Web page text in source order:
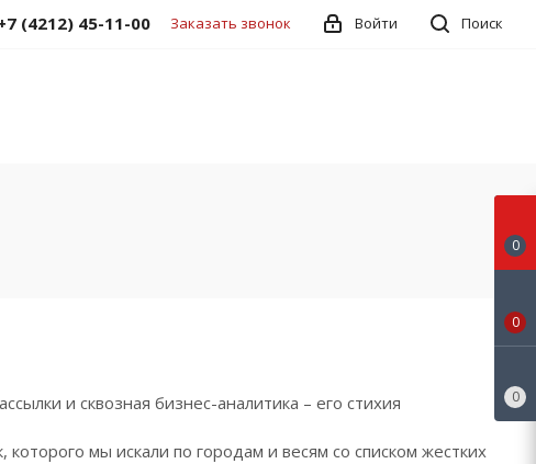
Поиск
Войти
(4212) 45-11-00 Заказать звонок
и сквозная бизнес-аналитика – его стихия
мы искали по городам и весям со списком жестких
0
0
0